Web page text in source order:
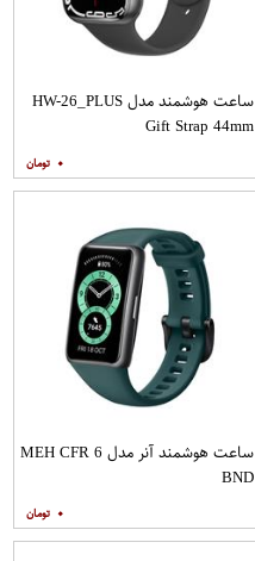
ساعت هوشمند مدل HW-26_PLUS
Gift Strap 44mm
۰
ساعت هوشمند آنر مدل MEH CFR 6
BND
۰